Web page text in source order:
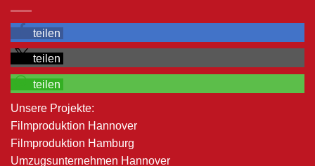
teilen
teilen
teilen
Unsere Projekte:
Filmproduktion Hannover
Filmproduktion Hamburg
Umzugsunternehmen Hannover